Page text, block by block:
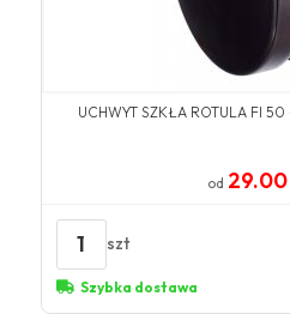
UCHWYT SZKŁA ROTULA FI
od
1 szt
Szybka dostawa